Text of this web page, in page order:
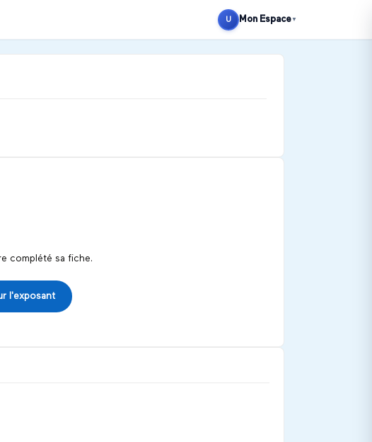
U Mon Espace ▼
complété sa fiche.
l'exposant